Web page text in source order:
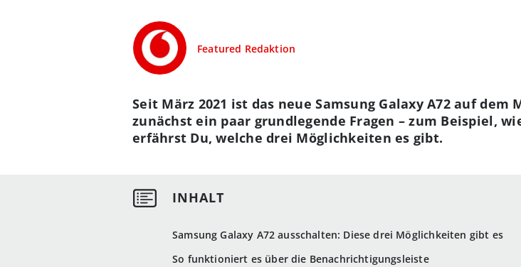
Featured Redaktion
Samsung Galaxy A72 ausschalten: Diese drei Möglichkeiten gibt es
So funktioniert es über die Benachrichtigungsleiste
Seit März 2021 ist das neue Samsung Galaxy A72 auf
zunächst ein paar grundlegende Fragen – zum Beispiel,
erfährst Du, welche drei Möglichkeiten es gibt.